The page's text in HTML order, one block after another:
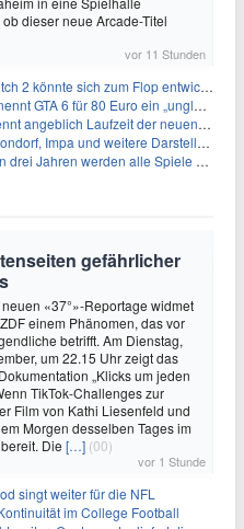
dieser neue Arcade-Titel
vor 11 Stunden
2 könnte sich zum Flop entwickeln
6 für 80 Euro ein „unglaubliches Schnäppchen“
Laufzeit der neuen Gameplay-Präsentation
Impa und weitere Darsteller sollen feststehen
Jahren werden alle Spiele gestreamt
gefährlicher
«37°»-Reportage widmet
einem Phänomen, das vor
betrifft. Am Dienstag,
um 22.15 Uhr zeigt das
„Klicks um jeden
TikTok-Challenges zur
Film von Kathi Liesenfeld und
Morgen desselben Tages im
Die […] (00)
vor 1 Stunde
singt weiter für die NFL
im College Football